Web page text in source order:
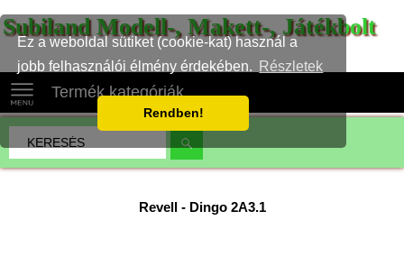
Ez a weboldal sütiket (cookie-kat) használ a
jobb felhasználói élmény érdekében.
Részletek
Rendben!
Subiland Modell-, Makett-, Játékbolt
Termék kategóriák
Revell - Dingo 2A3.1